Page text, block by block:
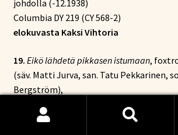
johdolla (-12.1938)
Columbia DY 219 (CY 568-2)
elokuvasta Kaksi Vihtoria
19. Eikö lähdetä pikkasen istumaan,
(säv. Matti Jurva, san. Tatu Pekkarinen,
Bergström),
johdolla (-12.1938)